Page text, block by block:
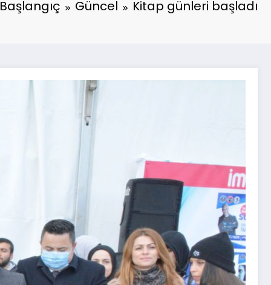
Başlangıç Güncel Kitap günleri başladı